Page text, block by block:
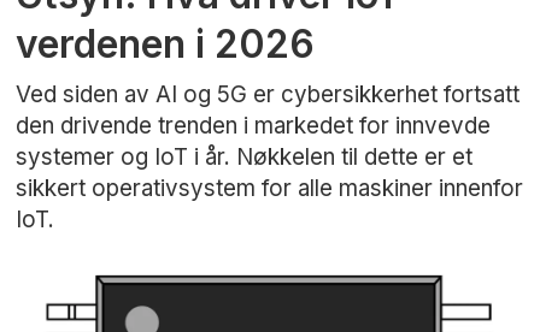
verdenen i 2026
Ved siden av AI og 5G er cybersikkerhet fortsatt
den drivende trenden i markedet for innvevde
systemer og IoT i år. Nøkkelen til dette er et
sikkert operativsystem for alle maskiner innenfor
IoT.